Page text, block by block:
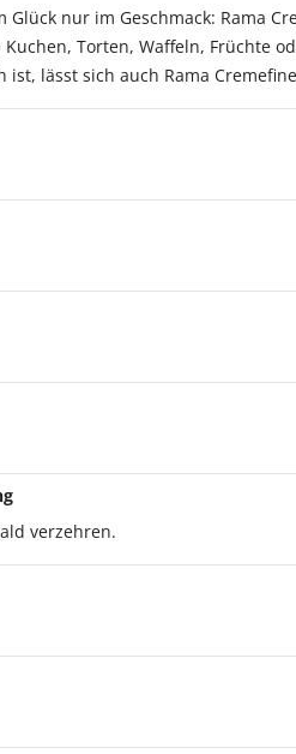
Glück nur im Geschmack: Rama
Torten, Waffeln, Früchte
ist, lässt sich auch Rama
verzehren.